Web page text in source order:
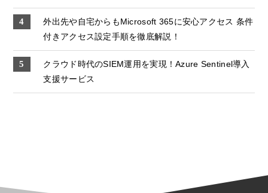
外出先や自宅からもMicrosoft 365に安心アクセス 条件
付きアクセス設定手順を徹底解説！
クラウド時代のSIEM運用を実現！Azure Sentinel導入
支援サービス